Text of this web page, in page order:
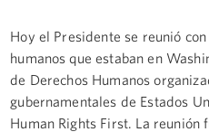
Hoy el Presidente se reunió
humanos que estaban en
de Derechos Humanos
gubernamentales de Estados
Human Rights First. La